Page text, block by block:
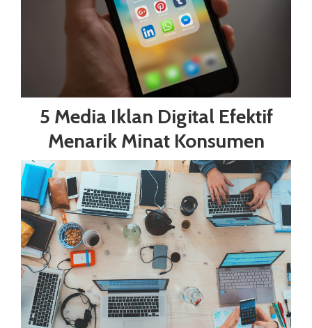
5 Media Iklan Digital Efektif
Menarik Minat Konsumen